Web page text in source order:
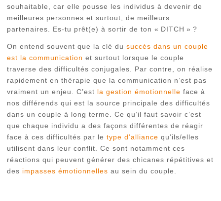
souhaitable, car elle pousse les individus à devenir de
meilleures personnes et surtout, de meilleurs
partenaires. Es-tu prêt(e) à sortir de ton « DITCH » ?
On entend souvent que la clé du succès dans un couple
est la communication et surtout lorsque le couple
traverse des difficultés conjugales. Par contre, on réalise
rapidement en thérapie que la communication n’est pas
vraiment un enjeu. C’est la gestion émotionnelle face à
nos différends qui est la source principale des difficultés
dans un couple à long terme. Ce qu’il faut savoir c’est
que chaque individu a des façons différentes de réagir
face à ces difficultés par le type d’alliance qu’ils/elles
utilisent dans leur conflit. Ce sont notamment ces
réactions qui peuvent générer des chicanes répétitives et
des impasses émotionnelles au sein du couple.